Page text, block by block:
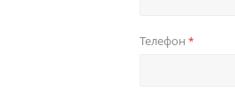
Телефон *